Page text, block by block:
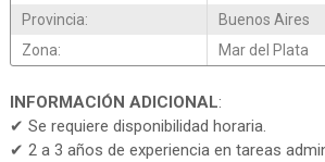
Provincia:
Buenos Aires
Zona:
Mar del Plata
INFORMACIÓN ADICIONAL:
✔ Se requiere disponibilidad horaria.
✔ 2 a 3 años de experiencia en tareas